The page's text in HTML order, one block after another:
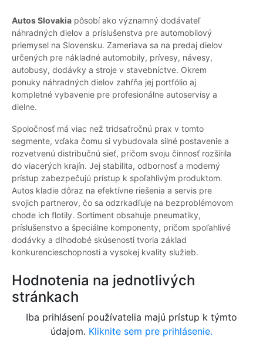
Autos Slovakia pôsobí ako významný dodávateľ
náhradných dielov a príslušenstva pre automobilový
priemysel na Slovensku. Zameriava sa na predaj dielov
určených pre nákladné automobily, prívesy, návesy,
autobusy, dodávky a stroje v stavebníctve. Okrem
ponuky náhradných dielov zahŕňa jej portfólio aj
kompletné vybavenie pre profesionálne autoservisy a
dielne.
Spoločnosť má viac než tridsaťročnú prax v tomto
segmente, vďaka čomu si vybudovala silné postavenie a
rozvetvenú distribučnú sieť, pričom svoju činnosť rozšírila
do viacerých krajín. Jej stabilita, odbornosť a moderný
prístup zabezpečujú prístup k spoľahlivým produktom.
Autos kladie dôraz na efektívne riešenia a servis pre
svojich partnerov, čo sa odzrkadľuje na bezproblémovom
chode ich flotily. Sortiment obsahuje pneumatiky,
príslušenstvo a špeciálne komponenty, pričom spoľahlivé
dodávky a dlhodobé skúsenosti tvoria základ
konkurencieschopnosti a vysokej kvality služieb.
Hodnotenia na jednotlivých
stránkach
Iba prihlásení používatelia majú prístup k týmto
údajom. Kliknite sem pre prihlásenie.